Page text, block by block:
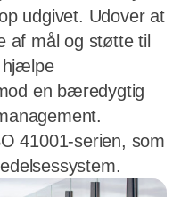
udgivet. Udover at
mål og støtte til
hjælpe
en bæredygtig
41001-serien, som